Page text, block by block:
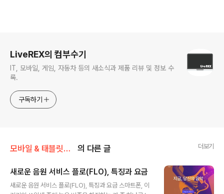
LiveREX의 컴부수기
IT, 모바일, 게임, 자동차 등의 새소식과 제품 리뷰 및 정보 수
록.
구독하기
모바일 & 태블릿PC 앱/> 아이폰 어플 의 다른 글 더보기
새로운 음원 서비스 플로(FLO), 특징과 요금
새로운 음원 서비스 플로(FLO), 특징과 요금 스마트폰, 이